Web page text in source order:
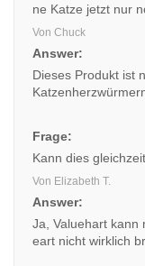
ne Katze jetzt nur
Von Chuck
Answer:
Dieses Produkt ist
Frage:
Kann dies
Von Elizabeth T.
Answer:
Ja, Valuehart kann
eart nicht wirklich